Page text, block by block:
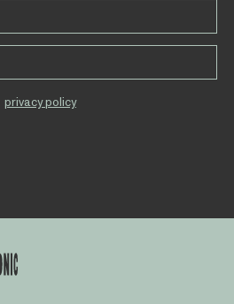
privacy policy